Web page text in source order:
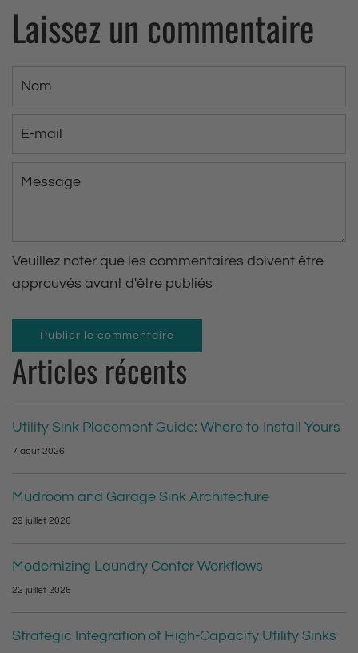
Laissez un commentaire
a
g
Veuillez noter que les commentaires doivent être
approuvés avant d'être publiés
Publier le commentaire
Articles récents
Utility Sink Placement Guide: Where to Install Yours
7 août 2026
Mudroom and Garage Sink Architecture
29 juillet 2026
Modernizing Laundry Center Workflows
22 juillet 2026
Strategic Integration of High-Capacity Utility Sinks